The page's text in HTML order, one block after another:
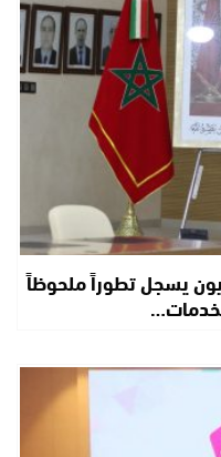
يسجل تطوراً ملحوظاً